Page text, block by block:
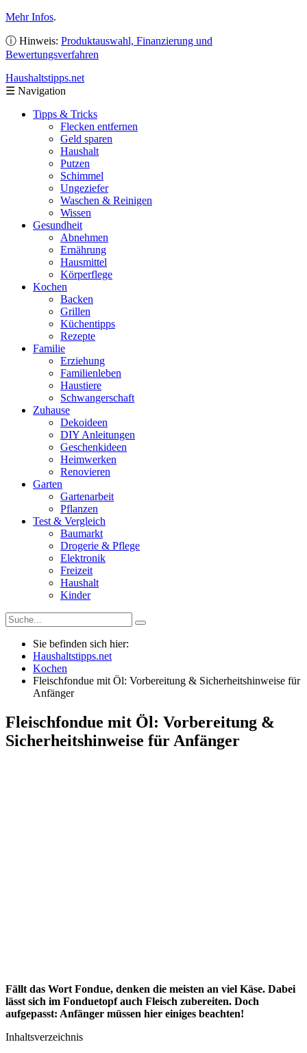
Mehr Infos.
ⓘ Hinweis: Produktauswahl, Finanzierung und
Bewertungsverfahren
Haushaltstipps.net
☰ Navigation
Tipps & Tricks
Flecken entfernen
Geld sparen
Haushalt
Putzen
Schimmel
Ungeziefer
Waschen & Reinigen
Wissen
Gesundheit
Abnehmen
Ernährung
Hausmittel
Körperflege
Kochen
Backen
Grillen
Küchentipps
Rezepte
Familie
Erziehung
Familienleben
Haustiere
Schwangerschaft
Zuhause
Dekoideen
DIY Anleitungen
Geschenkideen
Heimwerken
Renovieren
Garten
Gartenarbeit
Pflanzen
Test & Vergleich
Baumarkt
Drogerie & Pflege
Elektronik
Freizeit
Haushalt
Kinder
Sie befinden sich hier:
Haushaltstipps.net
Kochen
Fleischfondue mit Öl: Vorbereitung & Sicherheitshinweise für
Anfänger
Fleischfondue mit Öl: Vorbereitung &
Sicherheitshinweise für Anfänger
Fällt das Wort Fondue, denken die meisten an viel Käse. Dabei
lässt sich im Fonduetopf auch Fleisch zubereiten. Doch
aufgepasst: Anfänger müssen hier einiges beachten!
Inhaltsverzeichnis